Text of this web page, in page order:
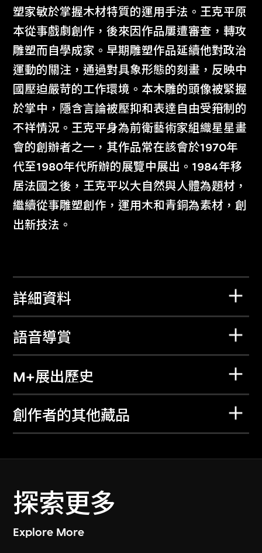
塑家敏於掌握木材特質的運用手法。王克平原
本從事戲劇創作，後來因作品屢遭審查，轉攻
雕塑而自學成家。早期雕塑作品延續他對政治
運動的關注，通過對具象形態的刻畫，反映中
國壓迫嚴苛的工作環境。本木雕的頭像被緊握
於掌中，隱含言論被壓抑和表達自由受箝制的
不祥情況。王克平身為前衛藝術家組織星星畫
會的創辦者之一，其作品常在該會於1970年
代至1980年代所辦的展覽中展出。1984年移
居法國之後，王克平以大自然與人體為題材，
繼續從事雕塑創作，運用木和青銅為素材，創
出新技法。
詳細資料
語音導賞
M+展出歷史
創作者的其他藏品
探索更多
Explore More